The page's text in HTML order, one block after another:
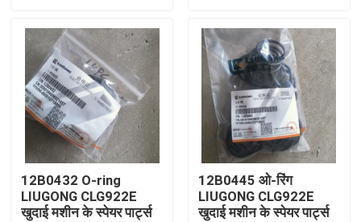
उत्पाद
हमारे बारे में
फैक्टरी यात्रा
गुणवत्ता नियंत्रण
12B0432 O-ring
LIUGONG CLG922E
खुदाई मशीन के स्पेयर पार्ट्स
12B0445 ओ-रिंग
LIUGONG CLG922E
खुदाई मशीन के स्पेयर पार्ट्स